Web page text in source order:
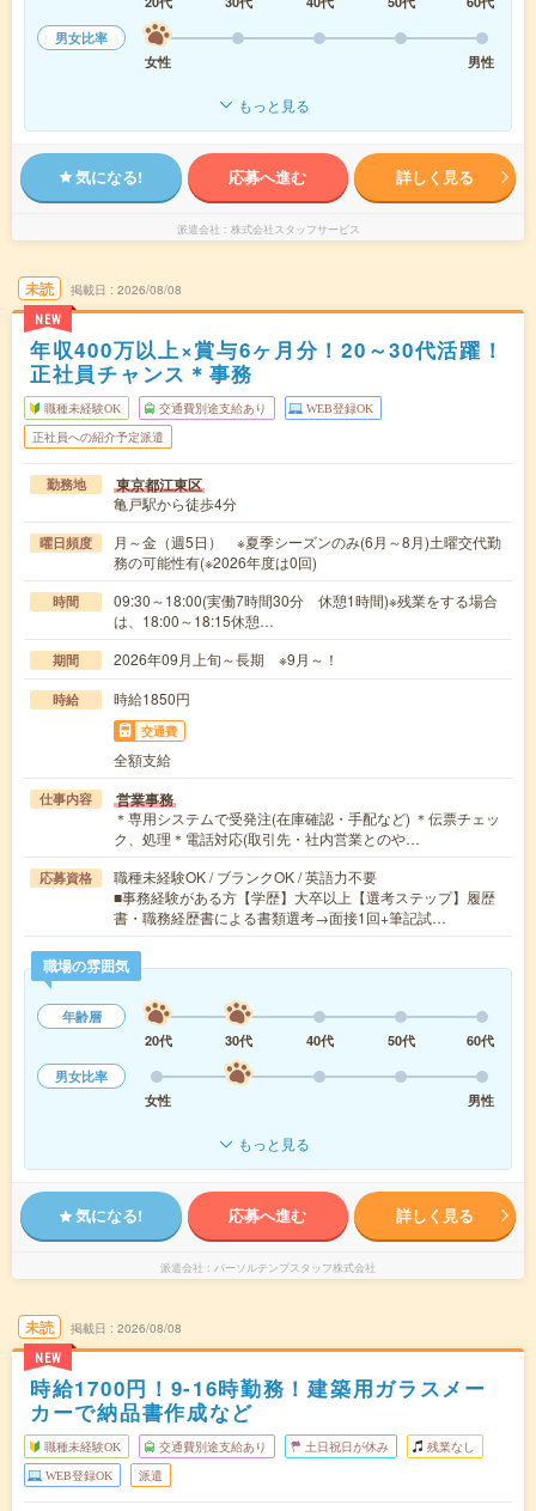
男女比率
女性
男性
もっと見る
気になる! 応募へ進む 詳しく見る
派遣会社 株式会社スタッフサービス
未読
NEW
掲載日 2026/08/08
年収400万以上×賞与6ヶ月分！20～30代活躍！
正社員チャンス＊事務
職種未経験OK 交通費別途支給あり WEB登録OK
正社員への紹介予定派遣
勤務地 東京都江東区
亀戸駅から徒歩4分
曜日頻度
月～金（週5日） ※夏季シーズンのみ(6月～8月)土曜交代勤
務の可能性有(※2026年度は0回)
時間
09:30～18:00(実働7時間30分 休憩1時間)※残業をする場合
は、18:00～18:15休憩…
期間 2026年09月上旬～長期 ※9月～！
時給 時給1850円
交通費
全額支給
仕事内容 営業事務
＊専用システムで受発注(在庫確認・手配など) ＊伝票チェッ
ク、処理＊電話対応(取引先・社内営業とのや…
応募資格
職種未経験OK / ブランクOK / 英語力不要
■事務経験がある方【学歴】大卒以上【選考ステップ】履歴
書・職務経歴書による書類選考→面接1回+筆記試…
職場の雰囲気
年齢層
20代
30代 40代 50代
60代
男女比率
女性
男性
もっと見る
気になる! 応募へ進む 詳しく見る
派遣会社 パーソルテンプスタッフ株式会社
未読
NEW
掲載日 2026/08/08
時給1700円！9-16時勤務！建築用ガラスメー
カーで納品書作成など
職種未経験OK 交通費別途支給あり 土日祝日が休み 残業なし
WEB登録OK 派遣